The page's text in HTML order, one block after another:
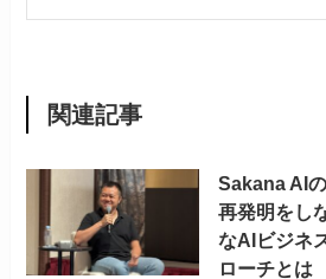
関連記事
Sakana AI
再発明をし
なAIビジネ
ローチとは